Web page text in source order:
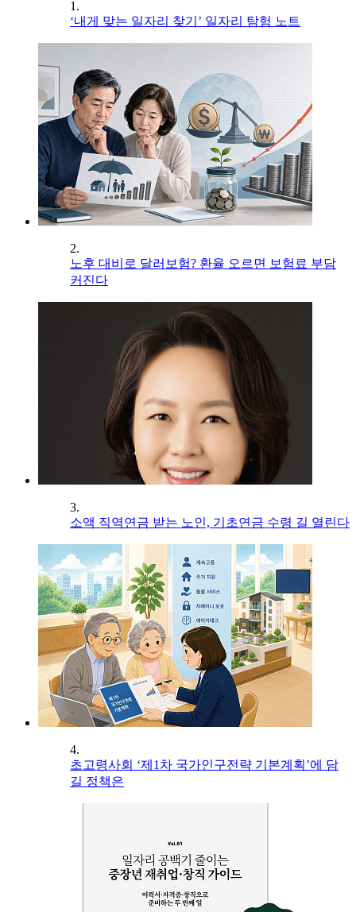
1.
‘내게 맞는 일자리 찾기’ 일자리 탐험 노트
2.
노후 대비로 달러보험? 환율 오르면 보험료 부담
커진다
3.
소액 직역연금 받는 노인, 기초연금 수령 길 열린다
4.
초고령사회 ‘제1차 국가인구전략 기본계획’에 담
길 정책은